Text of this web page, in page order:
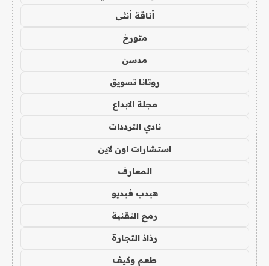
أناقة أنثى
متورخ
مدسن
روتانا تسويق
مجلة الابداع
نادي الترددات
استشارات اون لاين
المعارف
هيدب فيديو
رمح التقنية
رذاذ التجارة
طعم وكيف